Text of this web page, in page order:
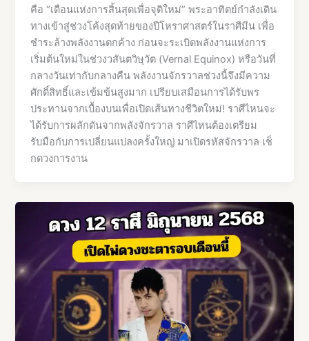
คือ “เดือนแห่งการสิ้นสุดเพื่อจุติใหม่” พระอาทิตย์กำลังเดิน
ทางเข้าสู่ช่วงโค้งสุดท้ายของปีโหราศาสตร์ในราศีมีน เพื่อ
ชำระล้างพลังงานตกค้าง ก่อนจะระเบิดพลังงานแห่งการ
เริ่มต้นใหม่ในช่วงวสันตวิษุวัต (Vernal Equinox) หรือวันที่
กลางวันเท่ากับกลางคืน พลังงานจักรวาลช่วงนี้จึงมีความ
ศักดิ์สิทธิ์และเข้มข้นสูงมาก เปรียบเสมือนการได้รับพร
ประทานจากเบื้องบนเพื่อเปิดเส้นทางชีวิตใหม่! ราศีไหนจะ
ได้รับการผลักดันจากพลังจักรวาล ราศีไหนต้องเตรียม
รับมือกับการเปลี่ยนแปลงครั้งใหญ่ มาเปิดรหัสจักรวาล เช็
กดวงการงาน